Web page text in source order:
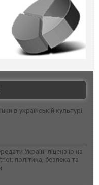
в українській культурі
Україні ліцензію на
політика, безпека та